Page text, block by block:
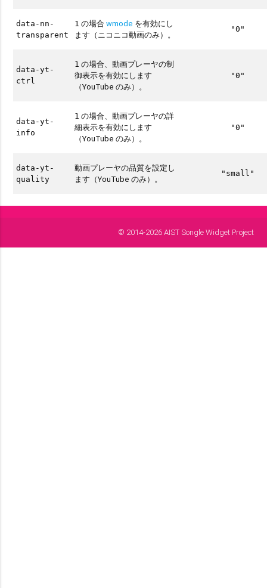
data-nn-
transparent
1 の場合wmode を有効にし
ます（ニコニコ動画のみ）。
"0"
data-yt-
ctrl
1 の場合、動画プレーヤの制
御表示を有効にします
（YouTube のみ）。
"0"
data-yt-
info
1 の場合、動画プレーヤの詳
細表示を有効にします
（YouTube のみ）。
"0"
data-yt-
quality
動画プレーヤの品質を設定し
ます（YouTube のみ）。
"small"
© 2014-2026 AIST Songle Widget Project